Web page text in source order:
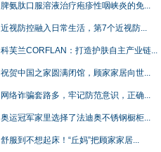
脾氨肽口服溶液治疗疱疹性咽峡炎的免...
近视防控融入日常生活，第7个近视防...
科芙兰CORFLAN：打造护肤自主产业链...
祝贺中国之家圆满闭馆，顾家家居向世...
网络诈骗套路多，牢记防范意识，正确...
奥运冠军家里选择了法迪奥不锈钢橱柜...
舒服到不想起床！“丘妈”把顾家家居...